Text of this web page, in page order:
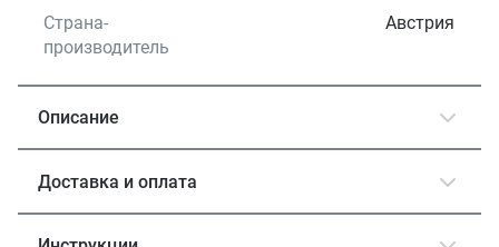
Страна-
производитель
Австрия
Описание
Доставка и оплата